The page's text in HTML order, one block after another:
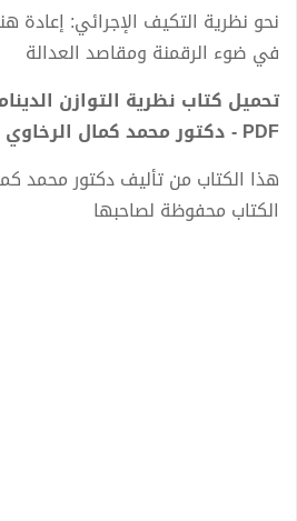
نحو نظرية التكيف الإجرائي: إعادة
في ضوء الرقمنة ومقاصد العدالة
تحميل كتاب نظرية التوازن
PDF - دكتور محمد كمال الرخاوي
هذا الكتاب من تأليف دكتور محمد
الكتاب محفوظة لصاحبها